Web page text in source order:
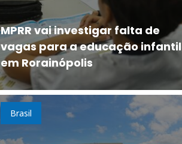
MPRR vai investigar falta de
vagas para a educação infantil
em Rorainópolis
Brasil